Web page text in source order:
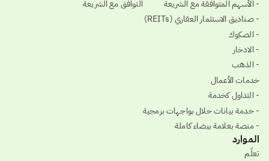
- الأسهم المتوافقة مع الشريعة
- صناديق الاستثمار العقاري (REITs)
- الصكوك
- الادخار
- الذهب
خدمات الأعمال
- التداول كخدمة
- خدمة بيانات حلال بواجهات برمجية
- منصة بعلامة بيضاء كاملة
التوافق مع الشريعة
الموارد
تعلّم